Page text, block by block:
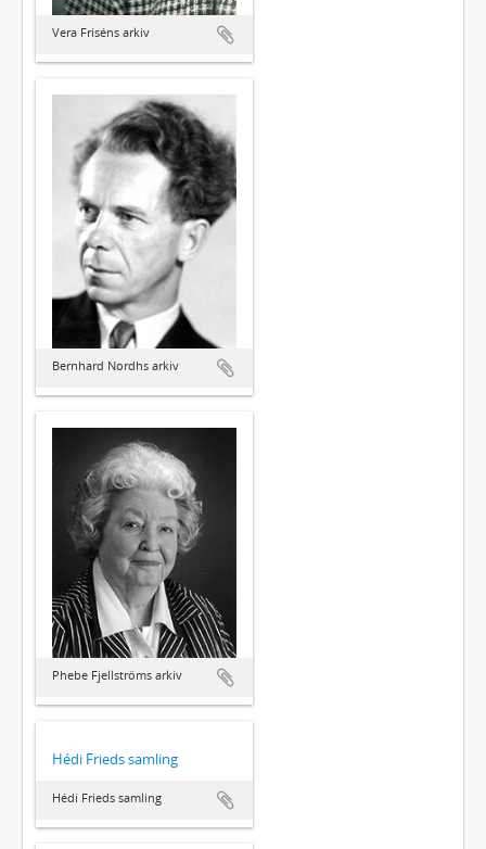
Vera Friséns arkiv
Bernhard Nordhs arkiv
Phebe Fjellströms arkiv
Hédi Frieds samling
Hédi Frieds samling